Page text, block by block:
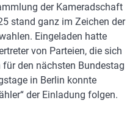
der Kameradschaft
stand ganz im Zeichen der
Eingeladen hatte
von Parteien, die sich
den nächsten Bundestag
in Berlin konnte
der Einladung folgen.